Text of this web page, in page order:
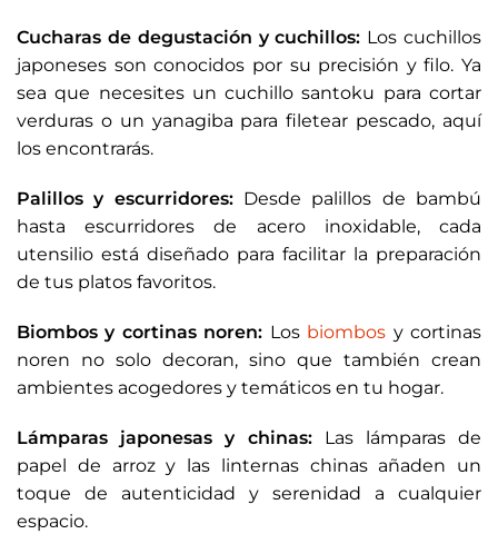
Cucharas de degustación y cuchillos: Los cuchillos
japoneses son conocidos por su precisión y filo. Ya
sea que necesites un cuchillo santoku para cortar
verduras o un yanagiba para filetear pescado, aquí
los encontrarás.
Palillos y escurridores:Desde palillos de bambú
hasta escurridores de acero inoxidable, cada
utensilio está diseñado para facilitar la preparación
de tus platos favoritos.
Biombos y cortinas noren: Los biombos y cortinas
noren no solo decoran, sino que también crean
ambientes acogedores y temáticos en tu hogar.
Lámparas japonesas y chinas:Las lámparas de
papel de arroz y las linternas chinas añaden un
toque de autenticidad y serenidad a cualquier
espacio.